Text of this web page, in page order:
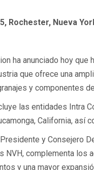
Rochester, Nueva
ha anunciado hoy
que ofrece una
y componentes
las entidades Intra
California,
y Consejero
NVH, complementa los
y una mayor